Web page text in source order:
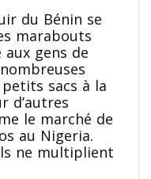
du Bénin se
marabouts
gens de
sacs à la
d’autres
le marché de
au Nigeria.
ne multiplient